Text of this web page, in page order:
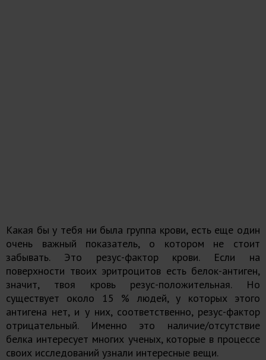
Какая бы у тебя ни была группа крови, есть еще один
очень важный показатель, о котором не стоит
забывать. Это резус-фактор крови. Если на
поверхности твоих эритроцитов есть белок-антиген,
значит, твоя кровь резус-положительная. Но
существует около 15 % людей, у которых этого
антигена нет, и у них, соответственно, резус-фактор
отрицательный. Именно это наличие/отсутствие
белка интересует многих ученых, которые в процессе
своих исследований узнали интересные вещи.